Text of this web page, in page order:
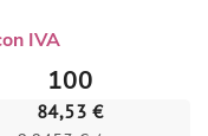
IVA
100
84,53 €